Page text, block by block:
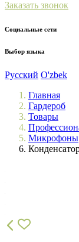
Заказать звонок
Социальные сети
Выбор языка
Русский O'zbek
Главная
Гардероб
Товары
Микрофоны